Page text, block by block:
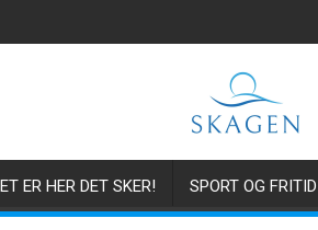
ER HER DET SKER! SPORT OG FRITID